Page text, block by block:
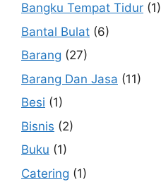
Bangku Tempat Tidur (1)
Bantal Bulat (6)
Barang (27)
Barang Dan Jasa (11)
Besi (1)
Bisnis (2)
Buku (1)
Catering (1)